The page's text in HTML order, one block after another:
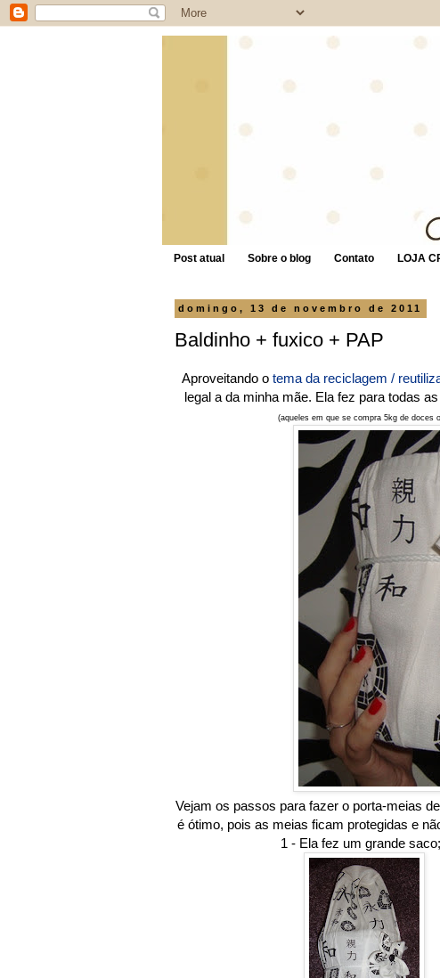
Post atual Sobre o blog Contato LOJA
domingo, 13 de novembro de 2011
Baldinho + fuxico + PAP
Aproveitando o tema da reciclagem /
legal a da minha mãe. Ela fez para todas
(aqueles em que se compra 5kg de doces
Vejam os passos para fazer o porta-meias
é ótimo, pois as meias ficam protegidas e
1 - Ela fez um grande